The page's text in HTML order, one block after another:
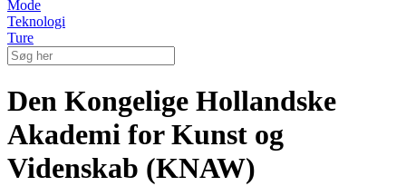
Mode
Teknologi
Ture
Den Kongelige Hollandske
Akademi for Kunst og
Videnskab (KNAW)